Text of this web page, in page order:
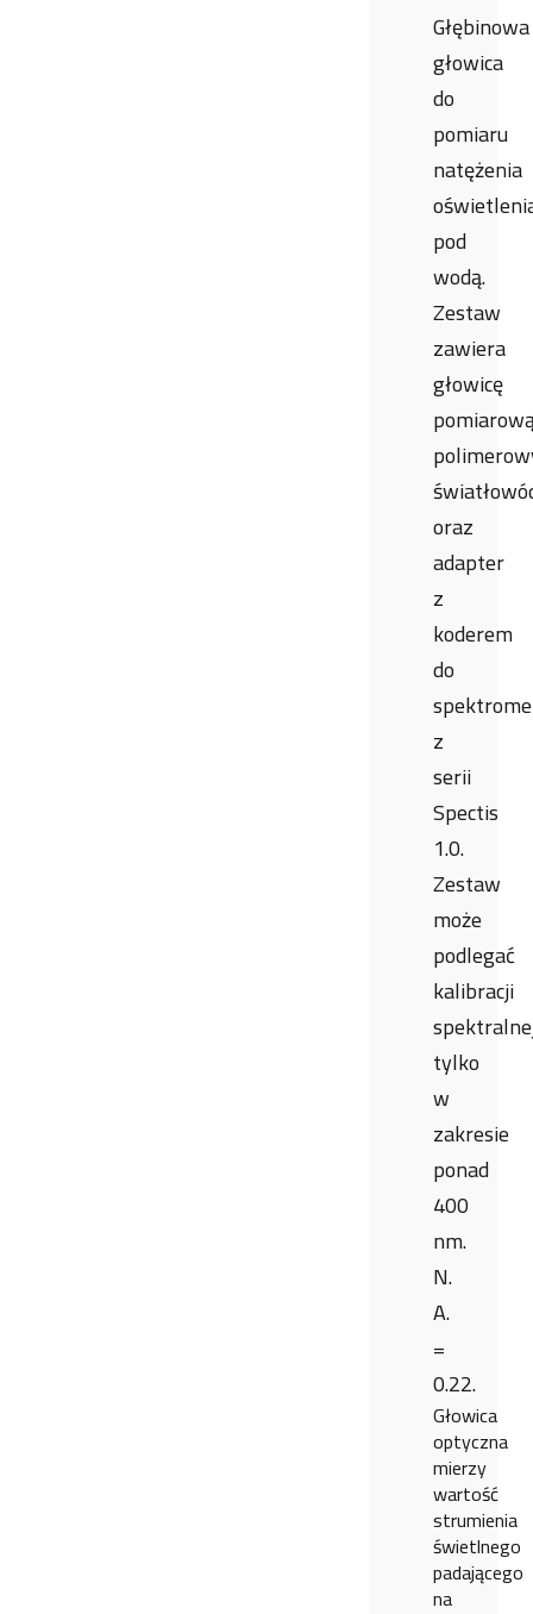
Głębinowa
głowica
do
pomiaru
natężenia
pod
wodą.
Zestaw
zawiera
głowicę
oraz
adapter
z
koderem
do
z
serii
Spectis
1.0.
Zestaw
może
podlegać
kalibracji
tylko
w
zakresie
ponad
400
nm.
N.
A.
=
0.22.
Głowica
optyczna
mierzy
wartość
strumienia
świetlnego
padającego
na